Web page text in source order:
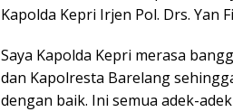
Kapolda Kepri Irjen Pol. Drs. Yan
Saya Kapolda Kepri merasa
dan Kapolresta Barelang
dengan baik. Ini semua adek-